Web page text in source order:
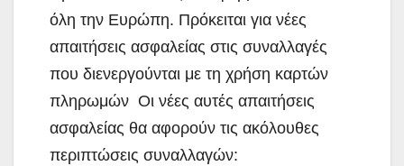
όλη την Ευρώπη. Πρόκειται για νέες
απαιτήσεις ασφαλείας στις συναλλαγές
που διενεργούνται με τη χρήση καρτών
πληρωμών Οι νέες αυτές απαιτήσεις
ασφαλείας θα αφορούν τις ακόλουθες
περιπτώσεις συναλλαγών: